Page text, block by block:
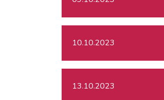
10.10.2023
13.10.2023